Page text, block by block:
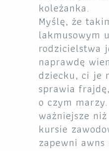
koleżanka.
Myślę, że
lakmusowym
rodzicielstwa
naprawdę
dziecku, ci je
sprawia
o czym
ważniejsze
kursie
zapewni